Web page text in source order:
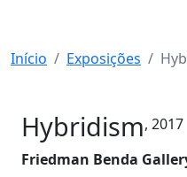
Início Exposições
Hybridism, 2017
Friedman Benda